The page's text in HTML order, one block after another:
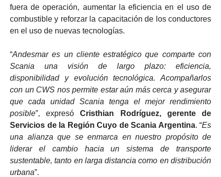
fuera de operación, aumentar la eficiencia en el uso de
combustible y reforzar la capacitación de los conductores
en el uso de nuevas tecnologías.
“Andesmar es un cliente estratégico que comparte con
Scania una visión de largo plazo: eficiencia,
disponibilidad y evolución tecnológica. Acompañarlos
con un CWS nos permite estar aún más cerca y asegurar
que cada unidad Scania tenga el mejor rendimiento
posible”, expresóCristhian Rodríguez, gerente de
Servicios de la Región Cuyo de Scania Argentina. “Es
una alianza que se enmarca en nuestro propósito de
liderar el cambio hacia un sistema de transporte
sustentable, tanto en larga distancia como en distribución
urbana”.